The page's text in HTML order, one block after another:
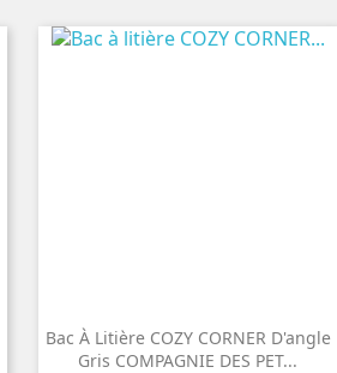
Bac À Litière COZY CORNER D'angle
Gris COMPAGNIE DES PET...